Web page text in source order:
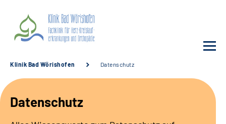
Unsere Klinik
Unsere Angebote
Klinik Bad Wörishofen Datenschutz
Datenschutz